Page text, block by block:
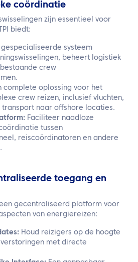
coördinatie
zijn essentieel voor
biedt:
gespecialiseerde systeem
beheert logistiek
crew
complete oplossing voor het
crew reizen, inclusief vluchten,
naar offshore locaties.
Faciliteer naadloze
tussen
reiscoördinatoren en andere
toegang en
gecentraliseerd platform voor
van energiereizen:
Houd reizigers op de hoogte
met directe